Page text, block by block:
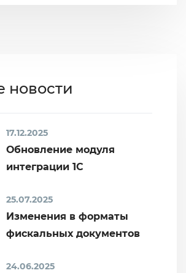
новости
17.12.2025
Обновление модуля
интеграции 1С
25.07.2025
Изменения в форматы
фискальных документов
24.06.2025